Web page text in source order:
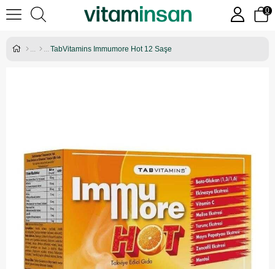
0
TabVitamins Immumore Hot 12 Saşe